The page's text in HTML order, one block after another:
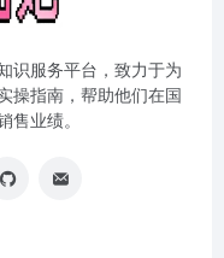
识服务平台，致力于为
操指南，帮助他们在国
售业绩。